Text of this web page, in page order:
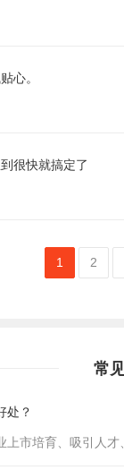
心。
很快就搞定了
1 2
常
处？
市培育、吸引人